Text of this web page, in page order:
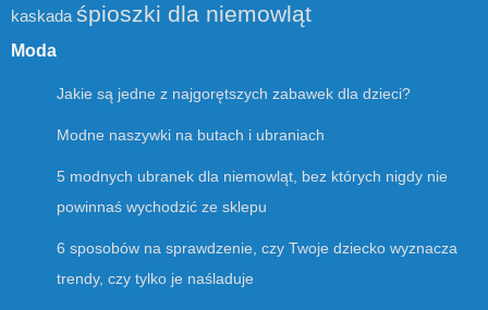
kaskada śpioszki dla niemowląt
Moda
Jakie są jedne z najgorętszych zabawek dla dzieci?
Modne naszywki na butach i ubraniach
5 modnych ubranek dla niemowląt, bez których nigdy nie
powinnaś wychodzić ze sklepu
6 sposobów na sprawdzenie, czy Twoje dziecko wyznacza
trendy, czy tylko je naśladuje